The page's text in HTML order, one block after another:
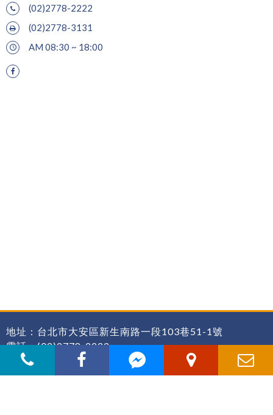
(02)2778-2222
(02)2778-3131
AM 08:30 ~ 18:00
地址：台北市大安區新生南路一段103巷51-1號
電話：(02)2778-2222
傳真：(02)2778-3131
E-mail：hs@hong-sheng.biz